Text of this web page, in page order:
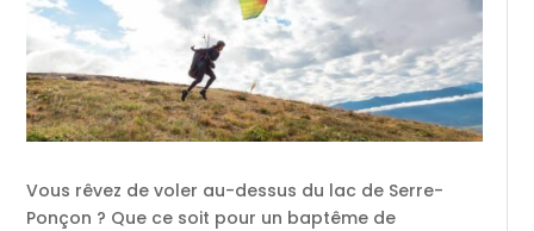
Vous rêvez de voler au-dessus du lac de Serre-
Ponçon ? Que ce soit pour un baptême de